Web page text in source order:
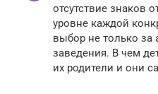
отсутствие знаков
уровне каждой
выбор не только за
заведения. В чем
их родители и они